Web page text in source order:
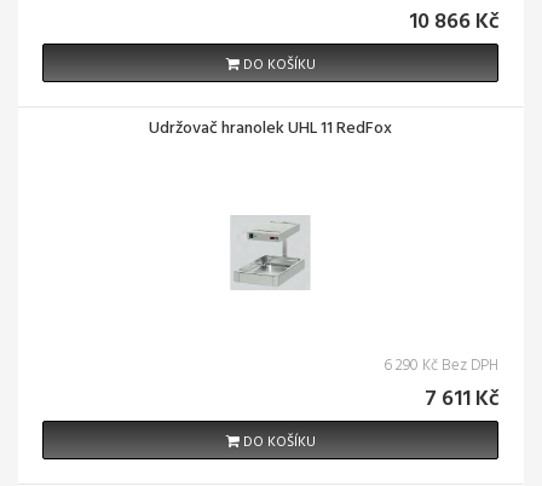
10 866 Kč
DO KOŠÍKU
Udržovač hranolek UHL 11 RedFox
6 290 Kč Bez DPH
7 611 Kč
DO KOŠÍKU